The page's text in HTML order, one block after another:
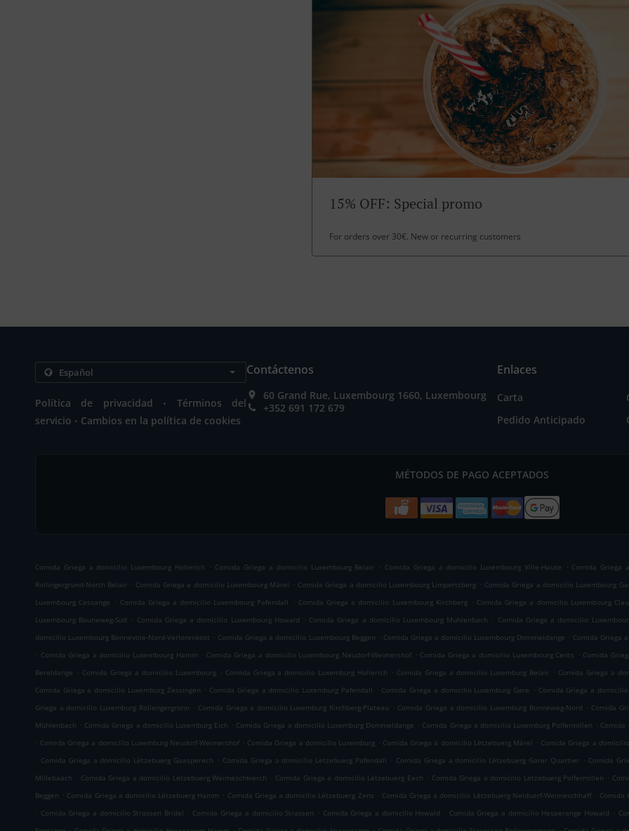
15% OFF: Special promo
For orders over 30€. New or recurring customers
Política de privacidad .
Términos del
servicio . Cambios en la política de cookies
Contáctenos
60 Grand Rue, Luxembourg 1660, Luxembourg
+352 691 172 679
Enlaces
Carta
Pedido Anticipado
MÉTODOS DE PAGO ACEPTADOS
Comida Griega a domicilio Luxembourg Hollerich . Comida Griega a domicilio Luxembourg Belair . Comida Griega a domicilio Luxembourg Ville-Haute . Comida Griega
Rollingergrund-North Belair . Comida Griega a domicilio Luxembourg Märel . Comida Griega a domicilio Luxembourg Limpertsberg . Comida Griega a domicilio Luxembourg
Luxembourg Cessange . Comida Griega a domicilio Luxembourg Pafendall . Comida Griega a domicilio Luxembourg Kirchberg . Comida Griega a domicilio Luxembourg
Luxembourg Bouneweg-Süd . Comida Griega a domicilio Luxembourg Howald . Comida Griega a domicilio Luxembourg Muhlenbach . Comida Griega a domicilio
domicilio Luxembourg Bonnevoie-Nord-Verlorenkost . Comida Griega a domicilio Luxembourg Beggen . Comida Griega a domicilio Luxembourg Dommeldange . Comida Griega
. Comida Griega a domicilio Luxembourg Hamm . Comida Griega a domicilio Luxembourg Neudorf-Weimershof . Comida Griega a domicilio Luxembourg Cents . Comida
Bereldange . Comida Griega a domicilio Luxembourg . Comida Griega a domicilio Luxemburg Hollerich . Comida Griega a domicilio Luxemburg Belair . Comida Griega a
Comida Griega a domicilio Luxemburg Zessingen . Comida Griega a domicilio Luxemburg Pafendall . Comida Griega a domicilio Luxemburg Gare . Comida Griega a
Griega a domicilio Luxemburg Rollengergronn . Comida Griega a domicilio Luxemburg Kirchberg-Plateau . Comida Griega a domicilio Luxemburg Bonneweg-Nord . Comida
Mühlenbach . Comida Griega a domicilio Luxemburg Eich . Comida Griega a domicilio Luxemburg Dommeldange . Comida Griega a domicilio Luxemburg Polfermillen . Comida
. Comida Griega a domicilio Luxemburg Neudorf-Weimershof . Comida Griega a domicilio Luxemburg . Comida Griega a domicilio Lëtzebuerg Märel . Comida Griega a
. Comida Griega a domicilio Lëtzebuerg Gaasperech . Comida Griega a domicilio Lëtzebuerg Pafendall . Comida Griega a domicilio Lëtzebuerg Garer Quartier . Comida
Millebaach . Comida Griega a domicilio Lëtzebuerg Weimeschkierch . Comida Griega a domicilio Lëtzebuerg Eech . Comida Griega a domicilio Lëtzebuerg Polfermillen .
Beggen . Comida Griega a domicilio Lëtzebuerg Hamm . Comida Griega a domicilio Lëtzebuerg Zens . Comida Griega a domicilio Lëtzebuerg Neiduerf-Weimeschhaff . Comida
. Comida Griega a domicilio Strassen Bridel . Comida Griega a domicilio Strassen . Comida Griega a domicilio Howald . Comida Griega a domicilio Hesperange Howald .
. . . .